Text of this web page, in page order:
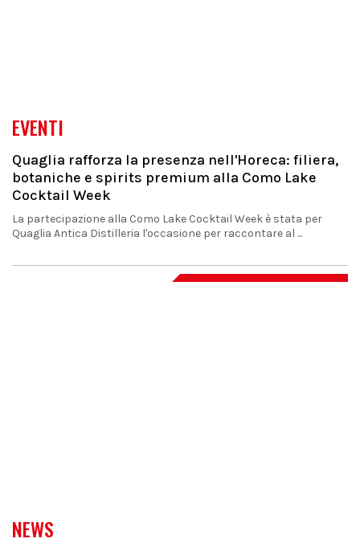
EVENTI
Quaglia rafforza la presenza nell'Horeca: filiera,
botaniche e spirits premium alla Como Lake
Cocktail Week
La partecipazione alla Como Lake Cocktail Week è stata per
Quaglia Antica Distilleria l'occasione per raccontare al ...
NEWS